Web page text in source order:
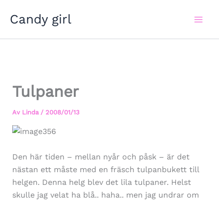
Candy girl
Tulpaner
Av Linda / 2008/01/13
Den här tiden – mellan nyår och påsk – är det
nästan ett måste med en fräsch tulpanbukett till
helgen. Denna helg blev det lila tulpaner. Helst
skulle jag velat ha blå.. haha.. men jag undrar om